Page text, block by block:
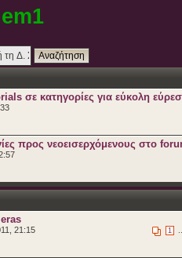
σε κατηγορίες για εύκολη
προς νεοεισερχόμενους στο
1
21:15